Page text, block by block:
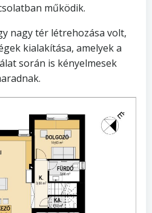
működik.
nagy tér létrehozása volt,
kialakítása, amelyek a
során is kényelmesek